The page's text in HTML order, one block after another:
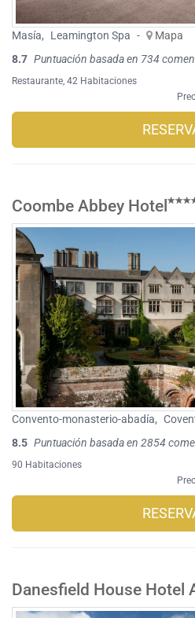
Masía, Leamington Spa -
Mapa
8.7 Puntuación basada en 734
Restaurante , 42 Habitaciones
Coombe Abbey Hotel
Convento-monasterio-abadía,
8.5 Puntuación basada en 2854
90 Habitaciones
Danesfield House Hotel